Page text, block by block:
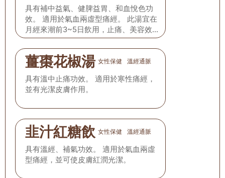
具有補中益氣、健脾益胃、和血悅色功
效。 適用於氣血兩虛型痛經。 此湯宜在
月經來潮前3~5日飲用，止痛、美容效果
更佳。
薑棗花椒湯 女性保健 溫經通脈
具有溫中止痛功效。 適用於寒性痛經，
並有光潔皮膚作用。
韭汁紅糖飲 女性保健 溫經通脈
具有溫經、補氣功效。 適用於氣血兩虛
型痛經，並可使皮膚紅潤光潔。